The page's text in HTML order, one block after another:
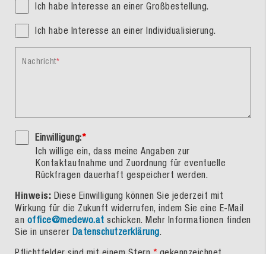
Ich habe Interesse an einer Großbestellung.
Ich habe Interesse an einer Individualisierung.
Nachricht
Einwilligung:*
Ich willige ein, dass meine Angaben zur
Kontaktaufnahme und Zuordnung für eventuelle
Rückfragen dauerhaft gespeichert werden.
Hinweis: Diese Einwilligung können Sie jederzeit mit
Wirkung für die Zukunft widerrufen, indem Sie eine E-Mail
an office@medewo.at schicken. Mehr Informationen finden
Sie in unserer Datenschutzerklärung.